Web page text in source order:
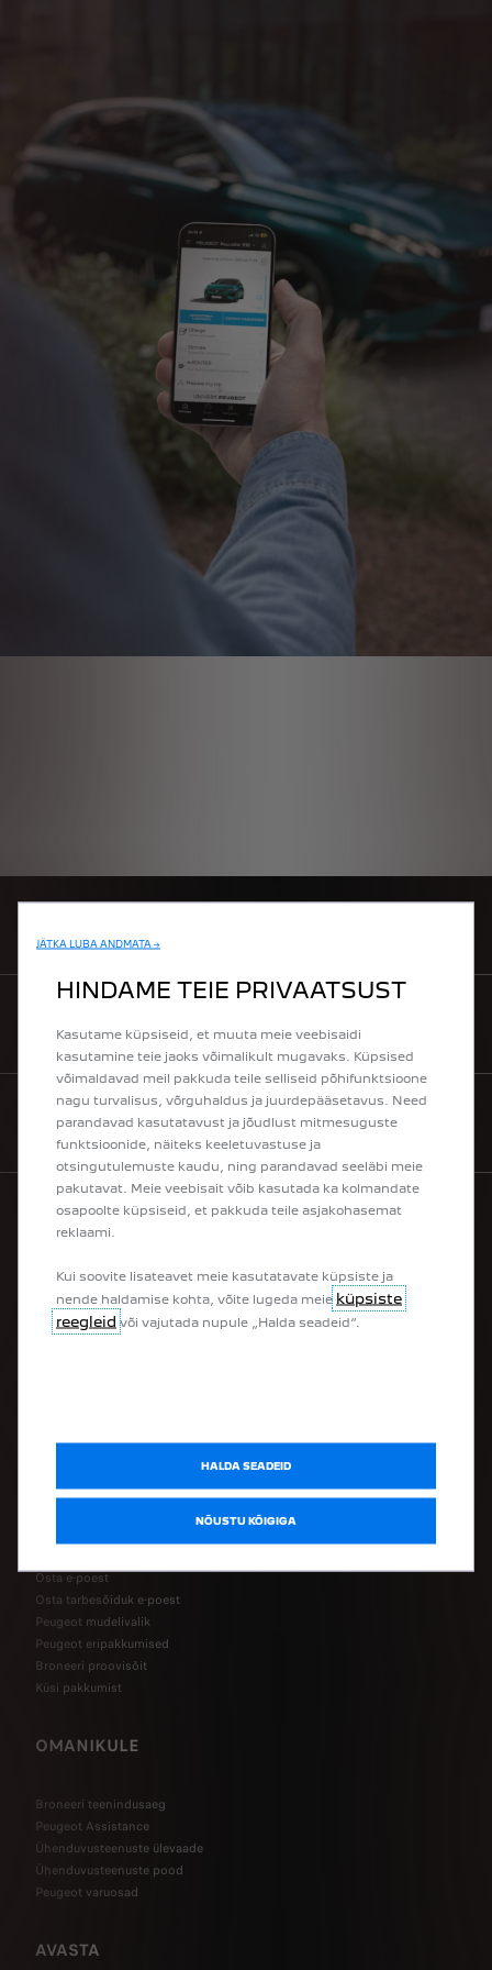
KÜSI PAKKUMIST
OSTA VEEBIST
100% elektrisõidukid
Pistikhübriidid
Tarbesõidukid
Ümberehitatud tarbesõidukid
Osta e-poest
Osta tarbesõiduk e-poest
Peugeot mudelivalik
Peugeot eripakkumised
Broneeri proovisõit
Küsi pakkumist
OMANIKULE
Broneeri teenindusaeg
Peugeot Assistance
Ühenduvusteenuste ülevaade
Ühenduvusteenuste pood
Peugeot varuosad
AVASTA
JÄTKA LUBA ANDMATA →
HINDAME TEIE PRIVAATSUST
Kasutame küpsiseid, et muuta meie veebisaidi
kasutamine teie jaoks võimalikult mugavaks. Küpsised
võimaldavad meil pakkuda teile selliseid põhifunktsioone
nagu turvalisus, võrguhaldus ja juurdepääsetavus. Need
parandavad kasutatavust ja jõudlust mitmesuguste
funktsioonide, näiteks keeletuvastuse ja
otsingutulemuste kaudu, ning parandavad seeläbi meie
pakutavat. Meie veebisait võib kasutada ka kolmandate
osapoolte küpsiseid, et pakkuda teile asjakohasemat
reklaami.
Kui soovite lisateavet meie kasutatavate küpsiste ja
nende haldamise kohta, võite lugeda meie küpsiste
reegleid või vajutada nupule „Halda seadeid“.
HALDA SEADEID
NÕUSTU KÕIGIGA